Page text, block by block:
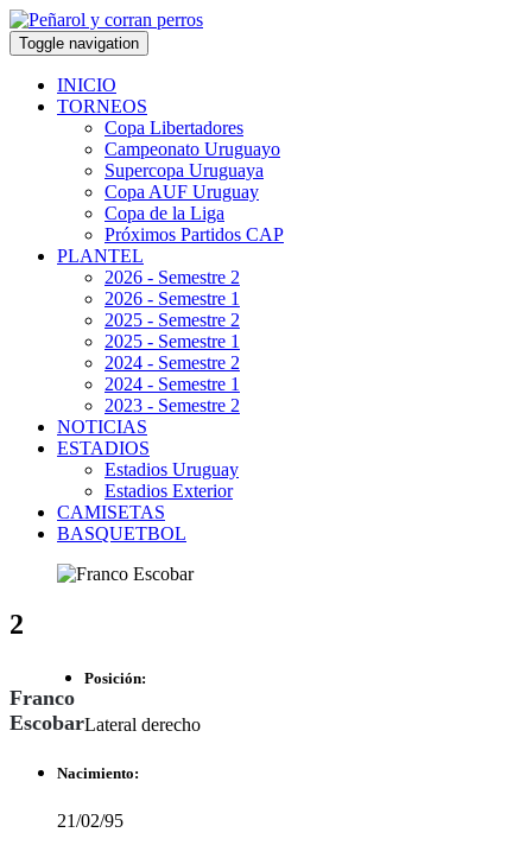
Toggle navigation
INICIO
TORNEOS
Copa Libertadores
Campeonato Uruguayo
Supercopa Uruguaya
Copa AUF Uruguay
Copa de la Liga
Próximos Partidos CAP
PLANTEL
2026 - Semestre 2
2026 - Semestre 1
2025 - Semestre 2
2025 - Semestre 1
2024 - Semestre 2
2024 - Semestre 1
2023 - Semestre 2
NOTICIAS
ESTADIOS
Estadios Uruguay
Estadios Exterior
CAMISETAS
BASQUETBOL
2
Franco
Escobar
Posición:
Lateral derecho
Nacimiento:
21/02/95